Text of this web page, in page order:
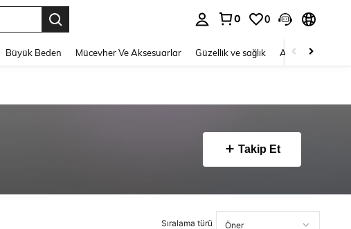
0 0
Büyük Beden Mücevher Ve Aksesuarlar Güzellik ve sağlık Ayakkabı
Takip Et
Sıralama türü